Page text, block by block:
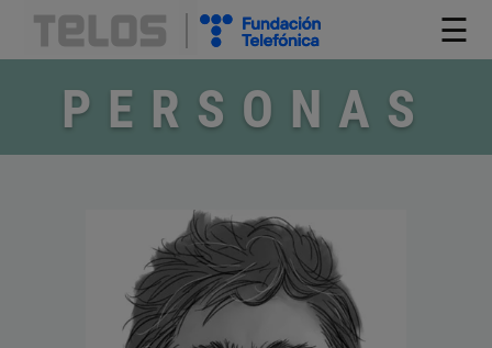
☰
PERSONAS